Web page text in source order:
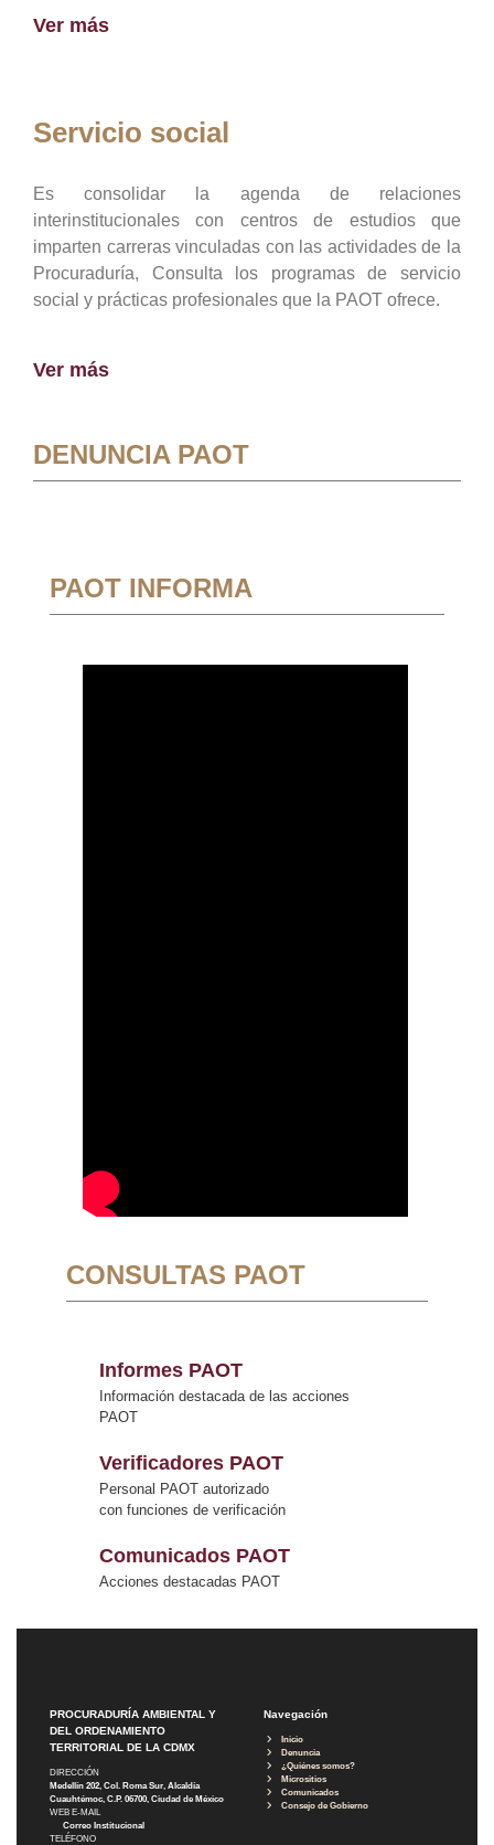
Ver más
Servicio social
Es consolidar la agenda de relaciones
interinstitucionales con centros de estudios que
imparten carreras vinculadas con las actividades de la
Procuraduría, Consulta los programas de servicio
social y prácticas profesionales que la PAOT ofrece.
Ver más
DENUNCIA PAOT
PAOT INFORMA
CONSULTAS PAOT
Informes PAOT
Información destacada de las acciones
PAOT
Verificadores PAOT
Personal PAOT autorizado
con funciones de verificación
Comunicados PAOT
Acciones destacadas PAOT
PROCURADURÍA AMBIENTAL Y
DEL ORDENAMIENTO
TERRITORIAL DE LA CDMX
DIRECCIÓN
Medellín 202, Col. Roma Sur, Alcaldía
Cuauhtémoc, C.P. 06700, Ciudad de México
WEB E-MAIL
Correo Institucional
TELÉFONO
Navegación
Inicio
Denuncia
¿Quiénes somos?
Micrositios
Comunicados
Consejo de Gobierno